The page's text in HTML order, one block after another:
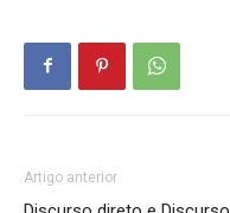
Artigo anterior